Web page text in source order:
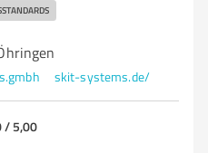
skit-systems.de/
/ 5,00